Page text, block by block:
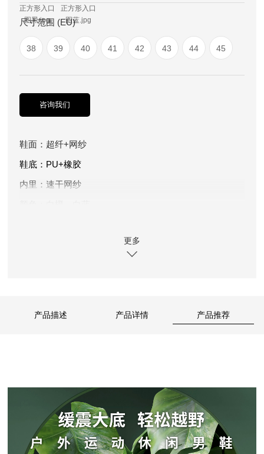
正方形入口
图黑.jpg
正方形入口
图蓝.jpg
尺寸范围 (EU)
38 39 40 41 42 43 44 45
咨询我们
鞋面：超纤+网纱
鞋底： PU+橡胶
内里：速干网纱
约340克（40码单只重量，每个码相差约15克）
更多
产品描述 产品详情 产品推荐